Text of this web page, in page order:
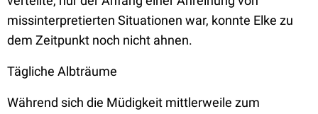
missinterpretierten Situationen war, konnte Elke zu
dem Zeitpunkt noch nicht ahnen.
Tägliche Albträume
Während sich die Müdigkeit mittlerweile zum